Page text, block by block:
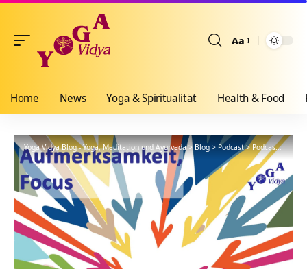
Aa
Home News Yoga & Spiritualität Health & Food
Yoga Vidya Blog - Yoga, Meditation und Ayurveda> Blog > Podcast>Podcast Kanal: Konzentration, Focus, Aufmerksamkeit